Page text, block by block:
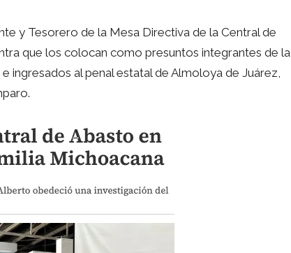
y Tesorero de la Mesa Directiva de la Central de
que los colocan como presuntos integrantes de la
ingresados al penal estatal de Almoloya de Juárez,